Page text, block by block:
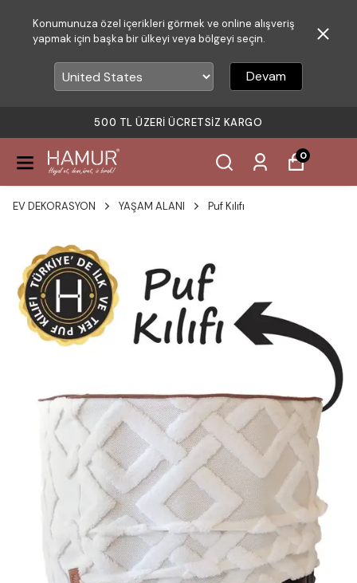
Konumunuza özel içerikleri görmek ve online alışveriş
yapmak için başka bir ülkeyi veya bölgeyi seçin.
Devam
500 TL ÜZERI ÜCRETSIZ KARGO
0
EV DEKORASYON YAŞAM ALANI Puf Kılıfı